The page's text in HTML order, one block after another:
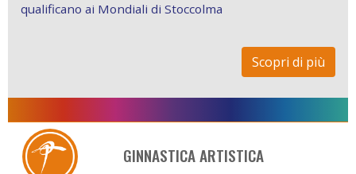
qualificano ai Mondiali di Stoccolma
Scopri di più
GINNASTICA ARTISTICA